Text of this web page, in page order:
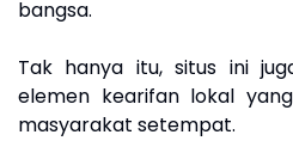
bangsa.
Tak hanya itu, situs ini
elemen kearifan lokal
masyarakat setempat.